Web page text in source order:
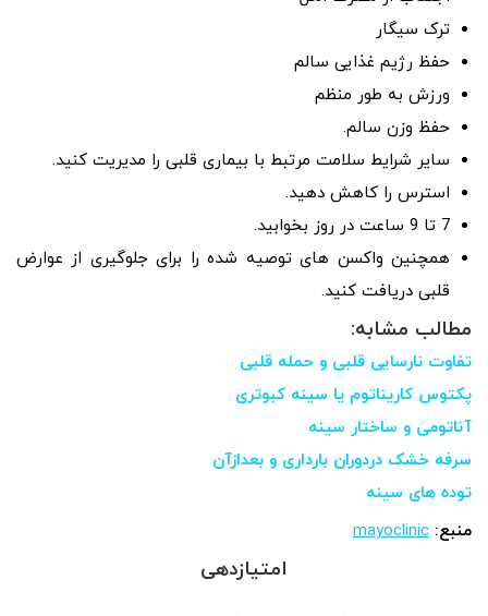
ترک سیگار
حفظ رژیم غذایی سالم
ورزش به طور منظم
حفظ وزن سالم.
سایر شرایط سلامت مرتبط با بیماری قلبی را مدیریت کنید.
استرس را کاهش دهید.
7 تا 9 ساعت در روز بخوابید.
همچنین واکسن های توصیه شده را برای جلوگیری از عوارض
قلبی دریافت کنید.
مطالب مشابه:
تفاوت نارسایی قلبی و حمله قلبی
پکتوس کاریناتوم یا سینه کبوتری
آناتومی و ساختار سینه
سرفه خشک دردوران بارداری و بعدازآن
توده های سینه
منبع: mayoclinic
امتیازدهی